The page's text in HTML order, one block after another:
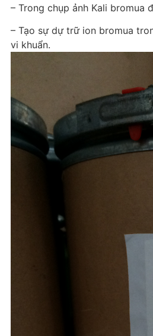
– Trong chụp ảnh Kali bromua
– Tạo sự dự trữ ion bromua
vi khuẩn.